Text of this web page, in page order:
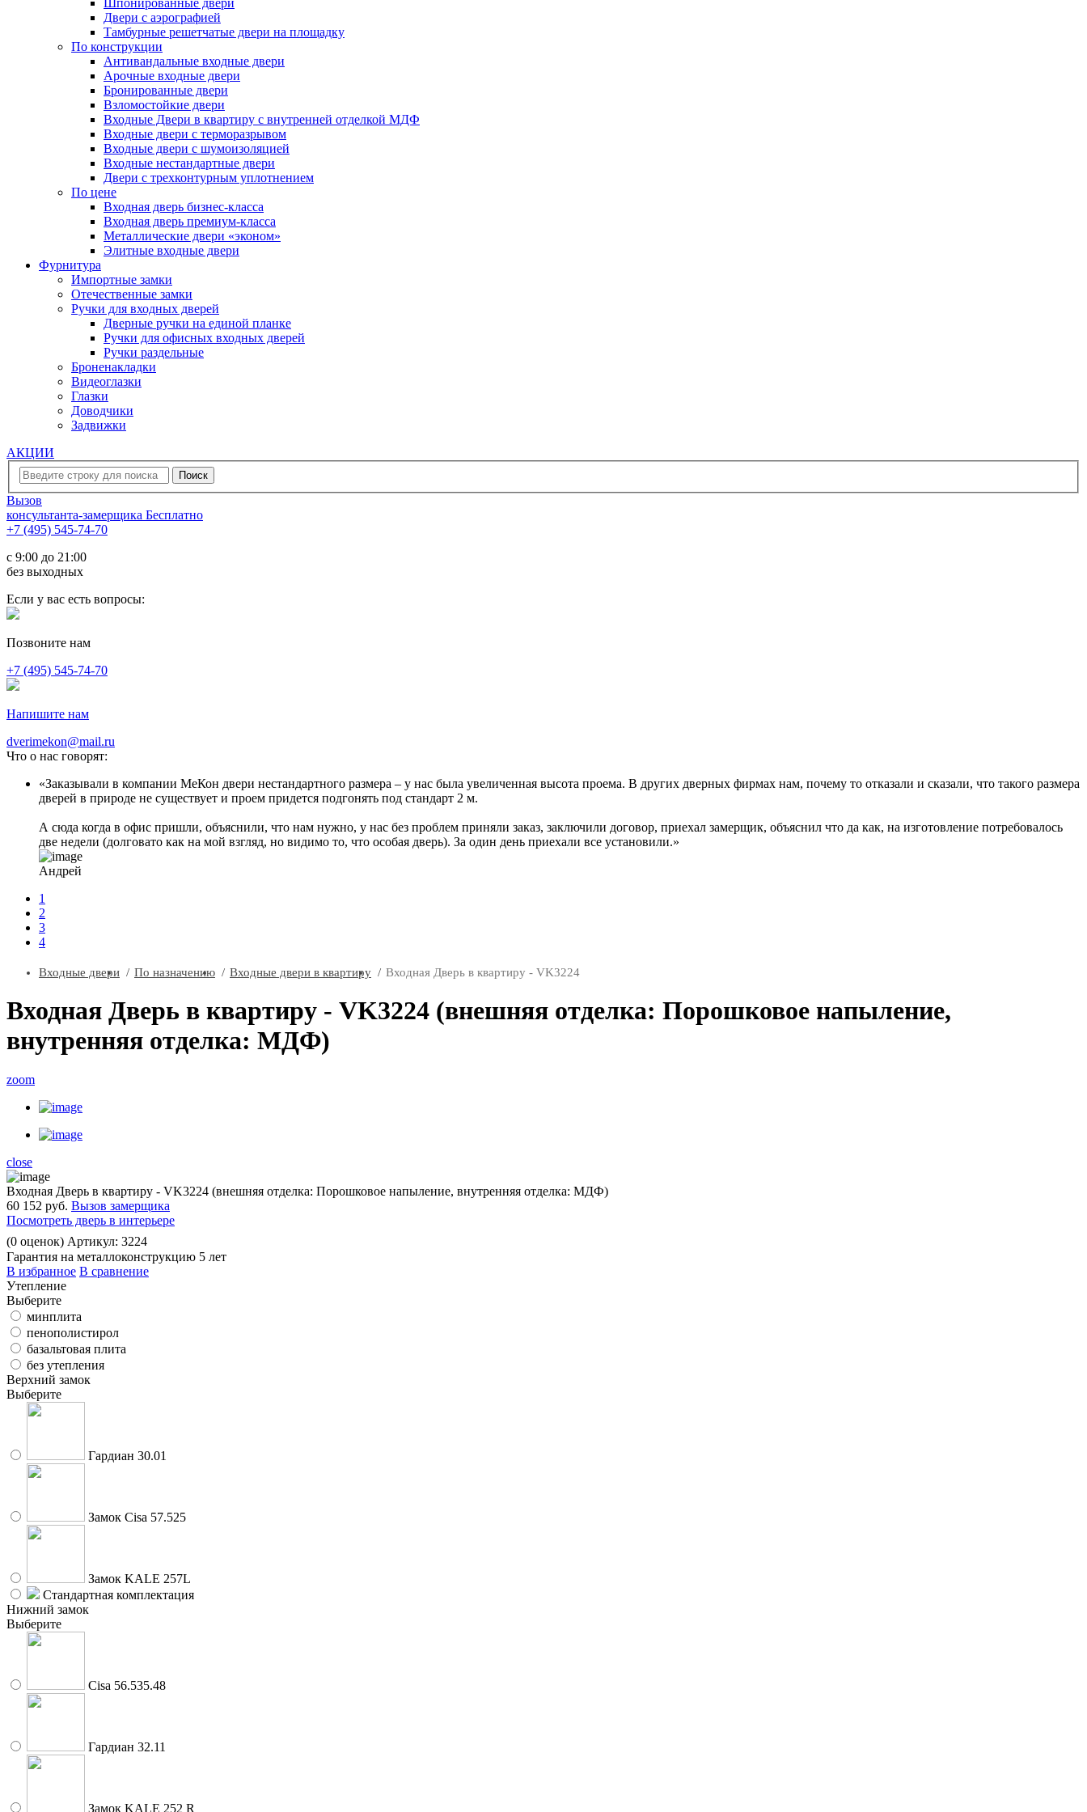
Шпонированные двери
Двери с аэрографией
Тамбурные решетчатые двери на площадку
По конструкции
Антивандальные входные двери
Арочные входные двери
Бронированные двери
Взломостойкие двери
Входные Двери в квартиру с внутренней отделкой МДФ
Входные двери с терморазрывом
Входные двери с шумоизоляцией
Входные нестандартные двери
Двери с трехконтурным уплотнением
По цене
Входная дверь бизнес-класса
Входная дверь премиум-класса
Металлические двери «эконом»
Элитные входные двери
Фурнитура
Импортные замки
Отечественные замки
Ручки для входных дверей
Дверные ручки на единой планке
Ручки для офисных входных дверей
Ручки раздельные
Броненакладки
Видеоглазки
Глазки
Доводчики
Задвижки
АКЦИИ
Вызов
консультанта-замерщика Бесплатно
+7 (495) 545-74-70
c 9:00 до 21:00
без выходных
Если у вас есть вопросы:
Позвоните нам
+7 (495) 545-74-70
Напишите нам
dverimekon@mail.ru
Что о нас говорят:
Заказывали в компании МеКон двери нестандартного размера – у нас была увеличенная высота проема. В других дверных фирмах нам, почему то отказали и сказали, что такого размера
дверей в природе не существует и проем придется подгонять под стандарт 2 м.
А сюда когда в офис пришли, объяснили, что нам нужно, у нас без проблем приняли заказ, заключили договор, приехал замерщик, объяснил что да как, на изготовление потребовалось
две недели (долговато как на мой взгляд, но видимо то, что особая дверь). За один день приехали все установили.
Андрей
1
2
3
4
Входные двери По назначению Входные двери в квартиру Входная Дверь в квартиру - VK3224
Входная Дверь в квартиру - VK3224 (внешняя отделка: Порошковое напыление,
внутренняя отделка: МДФ)
zoom
close
Входная Дверь в квартиру - VK3224 (внешняя отделка: Порошковое напыление, внутренняя отделка: МДФ)
60 152 руб. Вызов замерщика
Посмотреть дверь в интерьере
(0 оценок) Артикул: 3224
Гарантия на металлоконструкцию 5 лет
В избранное В сравнение
Утепление
Выберите
минплита
пенополистирол
базальтовая плита
без утепления
Верхний замок
Выберите
Гардиан 30.01
Замок Cisa 57.525
Замок KALE 257L
Стандартная комплектация
Нижний замок
Выберите
Cisa 56.535.48
Гардиан 32.11
Замок KALE 252 R